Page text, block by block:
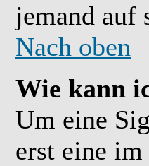
jemand auf
Nach oben
Wie kann
Um eine
erst eine